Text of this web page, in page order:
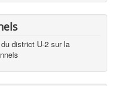
district U-2 sur la